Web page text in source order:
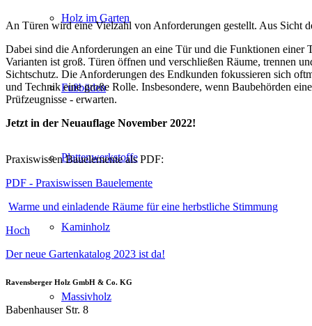
Holz im Garten
Fußböden
Plattenwerkstoffe
Kaminholz
Massivholz
An Türen wird eine Vielzahl von Anforderungen gestellt. Aus Sicht
Dabei sind die Anforderungen an eine Tür und die Funktionen
Varianten ist groß. Türen öffnen und verschließen Räume, trennen
Sichtschutz. Die Anforderungen des Endkunden fokussieren sich
und Technik eine große Rolle. Insbesondere, wenn Baubehörden
Prüfzeugnisse - erwarten.
Jetzt in der Neuauflage November 2022!
Praxiswissen Bauelemente als PDF:
PDF - Praxiswissen Bauelemente
Warme und einladende Räume für eine herbstliche Stimmung
Hoch
Der neue Gartenkatalog 2023 ist da!
Ravensberger Holz GmbH & Co. KG
Babenhauser Str. 8